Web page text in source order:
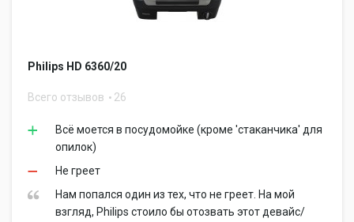
Philips HD 6360/20
Всего отзывов 26
Всё моется в посудомойке (кроме 'стаканчика' для
опилок)
Не греет
Нам попался один из тех, что не греет. На мой
взгляд, Philips стоило бы отозвать этот девайс/